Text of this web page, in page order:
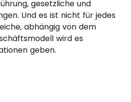
gesetzliche und
Und es ist nicht für jedes
abhängig von dem
wird es
geben.